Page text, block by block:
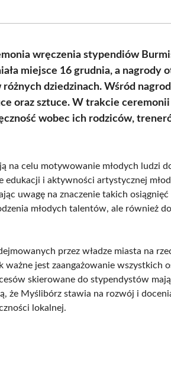
(Twitter)
wręczenia stypendiów
miejsce 16 grudnia, a nagrody
dziedzinach. Wśród
oraz sztuce. W trakcie
wobec ich rodziców,
na celu motywowanie młodych ludzi
i aktywności artystycznej
uwagę na znaczenie takich osiągnięć
młodych talentów, ale również
przez władze miasta na
jest zaangażowanie wszystkich
skierowane do stypendystów
że Myślibórz stawia na rozwój i
lokalnej.